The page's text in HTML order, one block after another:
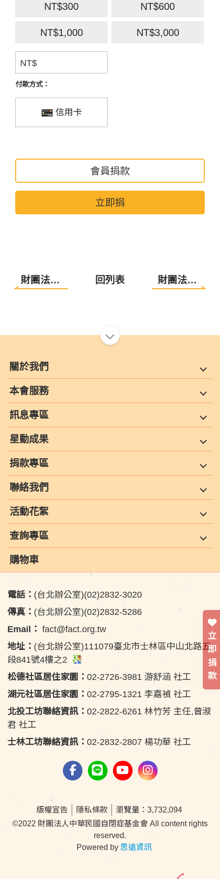
NT$300 NT$600
NT$1,000 NT$3,000
NT$
付款方式：
信用卡
會員捐款
立即捐
財團法人中華民國自閉症基金會-518038捐款台灣大哥大捐款中國信託(新) 回列表 財團法人中華民國自閉症基金會-全家Famiport
關於我們
本會服務
訊息專區
星動成果
捐款專區
聯絡我們
活動花絮
查詢專區
購物車
立
即
捐
款
電話： (台北辦公室)(02)2832-3020
傳真： (台北辦公室)(02)2832-5286
Email： fact@fact.org.tw
地址： (台北辦公室)111079臺北市士林區中山北路五
段841號4樓之2
松德社區居住家園： 02-2726-3981 游舒涵 社工
湖元社區居住家園： 02-2795-1321 李嘉禎 社工
北投工坊聯絡資訊： 02-2822-6261 林竹芳 主任,曾淑
君 社工
士林工坊聯絡資訊： 02-2832-2807 楊功華 社工
版權宣告 隱私條款
瀏覽量：3,732,094
©2022 財團法人中華民國自閉症基金會 All content rights
reserved.
Powered by 思遠資訊